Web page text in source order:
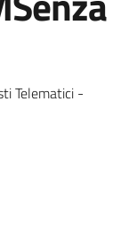
Telematici -